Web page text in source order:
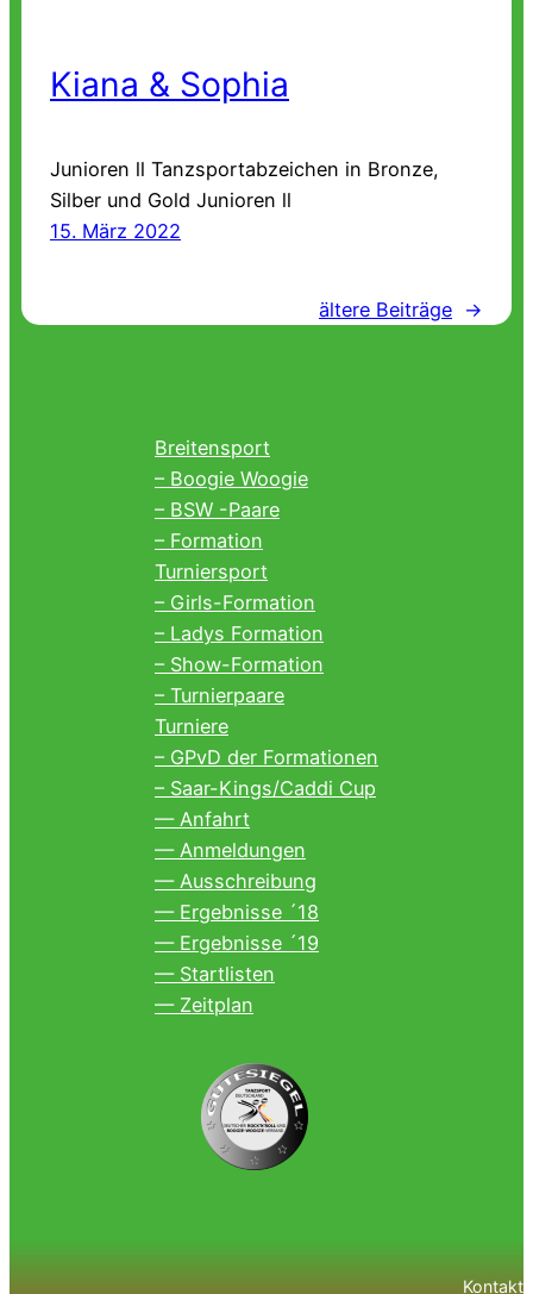
Kiana & Sophia
Junioren ll Tanzsportabzeichen in Bronze,
Silber und Gold Junioren ll
15. März 2022
ältere Beiträge →
Breitensport
– Boogie Woogie
– BSW -Paare
– Formation
Turniersport
– Girls-Formation
– Ladys Formation
– Show-Formation
– Turnierpaare
Turniere
– GPvD der Formationen
– Saar-Kings/Caddi Cup
— Anfahrt
— Anmeldungen
— Ausschreibung
— Ergebnisse ´18
— Ergebnisse ´19
— Startlisten
— Zeitplan
Kontakt